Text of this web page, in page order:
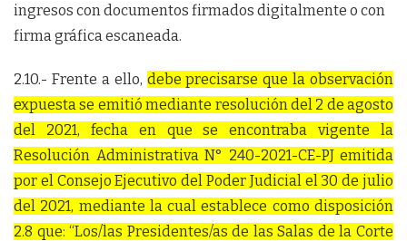
ingresos con documentos firmados digitalmente o con
firma gráfica escaneada.
2.10.- Frente a ello, debe precisarse que la observación
expuesta se emitió mediante resolución del 2 de agosto
del 2021, fecha en que se encontraba vigente la
Resolución Administrativa N° 240-2021-CE-PJ emitida
por el Consejo Ejecutivo del Poder Judicial el 30 de julio
del 2021, mediante la cual establece como disposición
2.8 que: “Los/las Presidentes/as de las Salas de la Corte